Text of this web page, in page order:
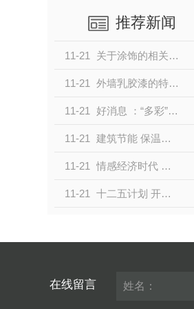
推荐新闻
11-21 关于涂饰的相关知识大家了解吗？主要从哪几个方面为大家进行分享！
11-21 外墙乳胶漆的特性体现在哪些方面？组要有哪方面的特点！
11-21 好消息 ：“多彩”真石漆施工人员培训活动火热进行中！
11-21 建筑节能 保温涂料发展的.佳契机！
11-21 情感经济时代 涂料业也“玩”情感营销！
11-21 十二五计划 开启高端涂料的“中国硅谷”！
在线留言